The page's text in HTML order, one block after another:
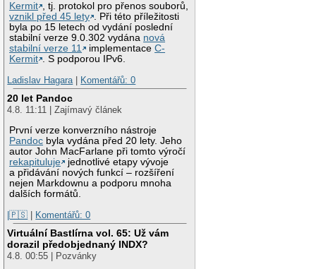
Kermit , tj. protokol pro přenos souborů,
vznikl před 45 lety . Při této příležitosti
byla po 15 letech od vydání poslední
stabilní verze 9.0.302 vydána nová
stabilní verze 11
implementaceC-
Kermit . S podporou IPv6.
Ladislav Hagara | Komentářů: 0
20 let Pandoc
4.8. 11:11 | Zajímavý článek
První verze konverzního nástroje
Pandoc byla vydána před 20 lety. Jeho
autor John MacFarlane při tomto výročí
rekapituluje
jednotlivé etapy vývoje
a přidávání nových funkcí – rozšíření
nejen Markdownu a podporu mnoha
dalších formátů.
|🇵🇸 | Komentářů: 0
Virtuální Bastlírna vol. 65: Už vám
dorazil předobjednaný INDX?
4.8. 00:55 | Pozvánky